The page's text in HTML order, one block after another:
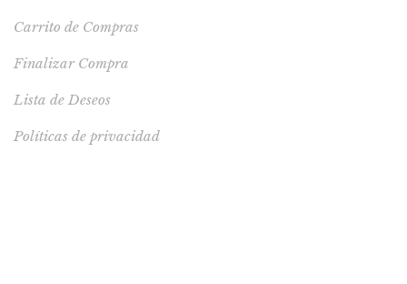
Carrito de Compras
Finalizar Compra
Lista de Deseos
Políticas de privacidad